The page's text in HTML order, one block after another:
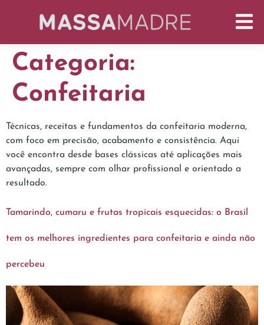
Categoria:
Confeitaria
Técnicas, receitas e fundamentos da confeitaria moderna,
com foco em precisão, acabamento e consistência. Aqui
você encontra desde bases clássicas até aplicações mais
avançadas, sempre com olhar profissional e orientado a
resultado.
Tamarindo, cumaru e frutas tropicais esquecidas: o Brasil
tem os melhores ingredientes para confeitaria e ainda não
percebeu